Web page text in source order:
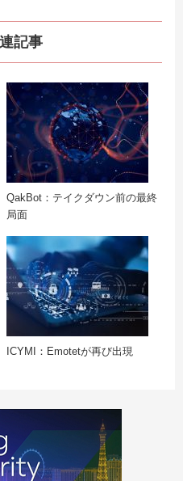
記事
QakBot：テイクダウン前の最終
局面
ICYMI：Emotetが再び出現